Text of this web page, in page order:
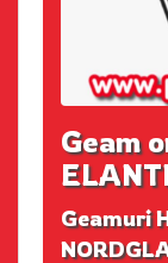
Geam
Geamuri